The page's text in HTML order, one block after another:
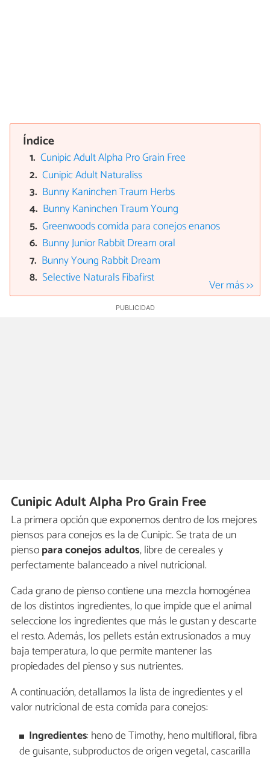
Índice
Cunipic Adult Alpha Pro Grain Free
Cunipic Adult Naturaliss
Bunny Kaninchen Traum Herbs
Bunny Kaninchen Traum Young
Greenwoods comida para conejos enanos
Bunny Junior Rabbit Dream oral
Bunny Young Rabbit Dream
Selective Naturals Fibafirst
Ver más >>
Cunipic Adult Alpha Pro Grain Free
La primera opción que exponemos dentro de los mejores
piensos para conejos es la de Cunipic. Se trata de un
piensopara conejos adultos, libre de cereales y
perfectamente balanceado a nivel nutricional.
Cada grano de pienso contiene una mezcla homogénea
de los distintos ingredientes, lo que impide que el animal
seleccione los ingredientes que más le gustan y descarte
el resto. Además, los pellets están extrusionados a muy
baja temperatura, lo que permite mantener las
propiedades del pienso y sus nutrientes.
A continuación, detallamos la lista de ingredientes y el
valor nutricional de esta comida para conejos:
Ingredientes: heno de Timothy, heno multifloral, fibra
de guisante, subproductos de origen vegetal, cascarilla